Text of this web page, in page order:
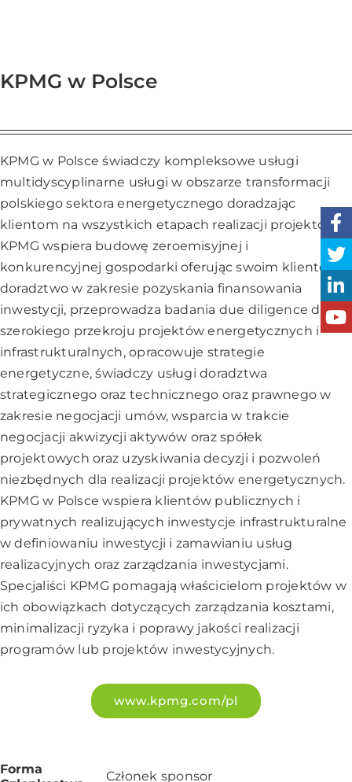
KPMG w Polsce
KPMG w Polsce świadczy kompleksowe usługi
multidyscyplinarne usługi w obszarze transformacji
polskiego sektora energetycznego doradzając
klientom na wszystkich etapach realizacji projektów.
KPMG wspiera budowę zeroemisyjnej i
konkurencyjnej gospodarki oferując swoim klientom
doradztwo w zakresie pozyskania finansowania
inwestycji, przeprowadza badania due diligence dla
szerokiego przekroju projektów energetycznych i
infrastrukturalnych, opracowuje strategie
energetyczne, świadczy usługi doradztwa
strategicznego oraz technicznego oraz prawnego w
zakresie negocjacji umów, wsparcia w trakcie
negocjacji akwizycji aktywów oraz spółek
projektowych oraz uzyskiwania decyzji i pozwoleń
niezbędnych dla realizacji projektów energetycznych.
KPMG w Polsce wspiera klientów publicznych i
prywatnych realizujących inwestycje infrastrukturalne
w definiowaniu inwestycji i zamawianiu usług
realizacyjnych oraz zarządzania inwestycjami.
Specjaliści KPMG pomagają właścicielom projektów w
ich obowiązkach dotyczących zarządzania kosztami,
minimalizacji ryzyka i poprawy jakości realizacji
programów lub projektów inwestycyjnych.
www.kpmg.com/pl
Forma
Członek sponsor